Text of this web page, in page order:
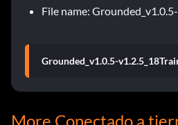
File name:
Grounded_v1.0.5-
More Conectado a